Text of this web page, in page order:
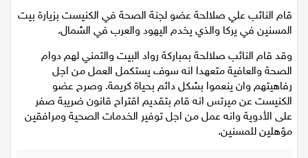
اخبار عالمية
رياضة
رياضة محلية
رياضة عالمية
قام النائب علي صلالحة عضو لجنة الصحة في الكنيست بزيارة بيت
المسنين في يركا والذي يخدم اليهود والعرب في الشمال.
وقد قام النائب صلالحة بمباركة رواد البيت والتمني لهم دوام
الصحة والعافية متعهدا انه سوف يستكمل العمل من اجل
رفاهيتهم وان ينعموا بشكل دائم بحياة كريمة. وصرح عضو
الكنيست عن ميرتس انه قام بتقديم اقتراح قانون ضريبة صفر
على الأدوية وانه عمل من اجل توفير الخدمات الصحية ومرافقين
مؤهلين للمسنين.